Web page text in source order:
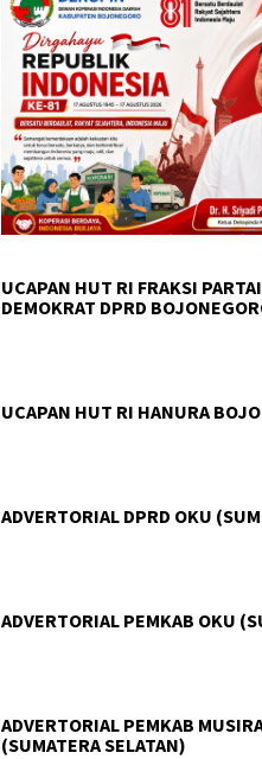
UCAPAN HUT RI FRAKSI PARTAI
DEMOKRAT DPRD
UCAPAN HUT RI HANURA
ADVERTORIAL DPRD OKU
ADVERTORIAL PEMKAB OKU
ADVERTORIAL PEMKAB
(SUMATERA SELATAN)